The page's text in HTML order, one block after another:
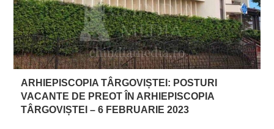
ARHIEPISCOPIA TÂRGOVIȘTEI: POSTURI
VACANTE DE PREOT ÎN ARHIEPISCOPIA
TÂRGOVIȘTEI – 6 FEBRUARIE 2023